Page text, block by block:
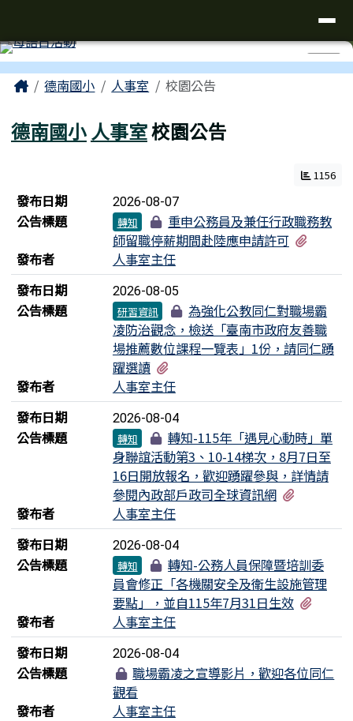
⏸
工具列
主內容區域
Home德南國小 人事室 校園公告
德南國小 人事室校園公告
1156
新聞列表
發布日期 2026-08-07
公告標題 轉知
重申公務員及兼任行政職務教
師留職停薪期間赴陸應申請許可
發布者
人事室主任
發布日期
2026-08-05
公告標題 研習資訊
為強化公教同仁對職場霸
凌防治觀念，檢送「臺南市政府友善職
場推薦數位課程一覽表」1份，請同仁踴
躍選讀
發布者
人事室主任
發布日期
2026-08-04
公告標題 轉知
轉知-115年「遇見心動時」單
身聯誼活動第3、10-14梯次，8月7日至
16日開放報名，歡迎踴躍參與，詳情請
參閱內政部戶政司全球資訊網
發布者
人事室主任
發布日期
2026-08-04
公告標題 轉知
轉知-公務人員保障暨培訓委
員會修正「各機關安全及衛生設施管理
要點」，並自115年7月31日生效
發布者
人事室主任
發布日期
2026-08-04
公告標題
職場霸凌之宣導影片，歡迎各位同仁
觀看
發布者
人事室主任
頁尾區域